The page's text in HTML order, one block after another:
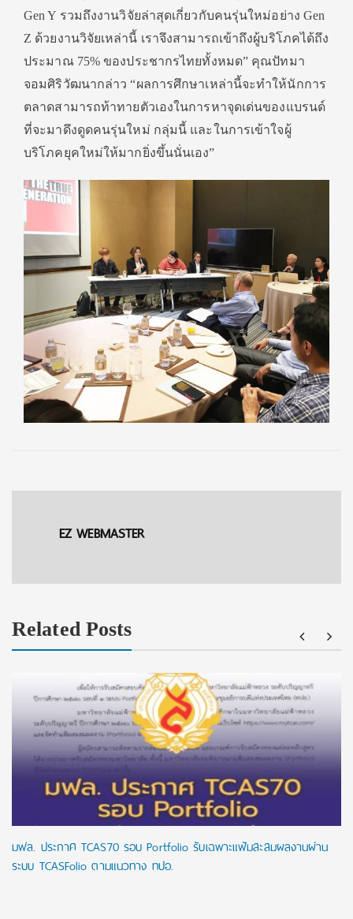
Gen Y รวมถึงงานวิจัยล่าสุดเกี่ยวกับคนรุ่นใหม่อย่าง Gen
Z ด้วยงานวิจัยเหล่านี้ เราจึงสามารถเข้าถึงผู้บริโภคได้ถึง
ประมาณ 75% ของประชากรไทยทั้งหมด” คุณปัทมา
จอมศิริวัฒนากล่าว “ผลการศึกษาเหล่านี้จะทำให้นักการ
ตลาดสามารถท้าทายตัวเองในการหาจุดเด่นของแบรนด์
ที่จะมาดึงดูดคนรุ่นใหม่ กลุ่มนี้ และในการเข้าใจผู้
บริโภคยุคใหม่ให้มากยิ่งขึ้นนั่นเอง”
EZ WEBMASTER
Related Posts
มฟล. ประกาศ TCAS70 รอบ Portfolio รับเฉพาะแฟ้มสะสมผลงานผ่าน
ระบบ TCASFolio ตามแนวทาง ทปอ.